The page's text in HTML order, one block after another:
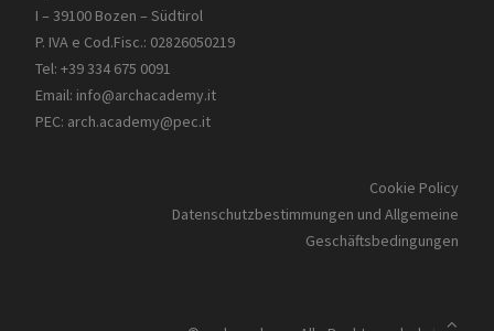
I – 39100 Bozen – Südtirol
P. IVA e Cod.Fisc.: 02826050219
Tel: +39 334 675 0091
Email: info@archacademy.it
PEC: arch.academy@pec.it
Cookie Policy
Datenschutzbestimmungen und Allgemeine
Geschäftsbedingungen